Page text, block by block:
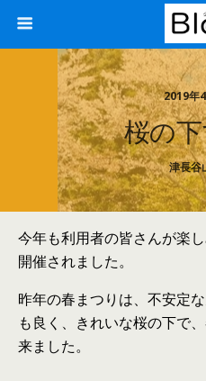
2019年
桜の
津長谷
今年も利用者の皆さんが楽
開催されました。
昨年の春まつりは、不安定
も良く、きれいな桜の下で
来ました。